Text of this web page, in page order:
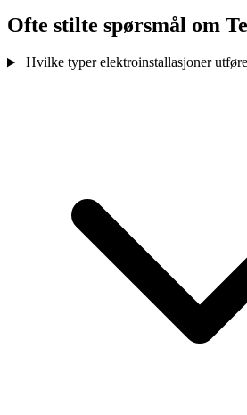
Ofte stilte spørsmål om
Hvilke typer elektroinstallasjoner